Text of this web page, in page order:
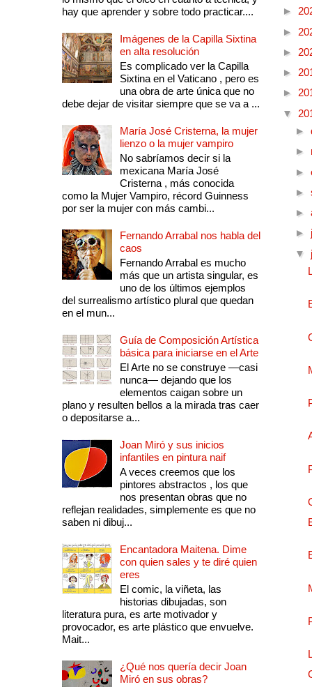
hay que aprender y sobre todo practicar....
Imágenes de la Capilla Sixtina
en alta resolución
Es complicado ver la Capilla
Sixtina en el Vaticano , pero es
una obra de arte única que no
debe dejar de visitar siempre que se va a ...
María José Cristerna, la mujer
lienzo o la mujer vampiro
No sabríamos decir si la
mexicana María José
Cristerna , más conocida
como la Mujer Vampiro, récord Guinness
por ser la mujer con más cambi...
Fernando Arrabal nos habla del
caos
Fernando Arrabal es mucho
más que un artista singular, es
uno de los últimos ejemplos
del surrealismo artístico plural que quedan
en el mun...
Guía de Composición Artística
básica para iniciarse en el Arte
El Arte no se construye —casi
nunca— dejando que los
elementos caigan sobre un
plano y resulten bellos a la mirada tras caer
o depositarse a...
Joan Miró y sus inicios
infantiles en pintura naif
A veces creemos que los
pintores abstractos , los que
nos presentan obras que no
reflejan realidades, simplemente es que no
saben ni dibuj...
Encantadora Maitena. Dime
con quien sales y te diré quien
eres
El comic, la viñeta, las
historias dibujadas, son
literatura pura, es arte motivador y
provocador, es arte plástico que envuelve.
Mait...
¿Qué nos quería decir Joan
Miró en sus obras?
►
►
►
►
►
▼
►
►
►
►
►
►
▼